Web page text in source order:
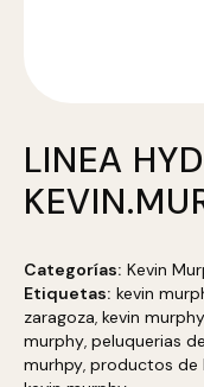
LINEA
Categorías: Kevin
Etiquetas: kevin
zaragoza, kevin
murphy, peluquerias
murhpy, productos de